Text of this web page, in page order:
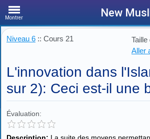
Montrer New
Niveau 6 :: Cours 21
Taille
Aller
L'innovation dans
sur 2): Ceci est-il une
Évaluation: